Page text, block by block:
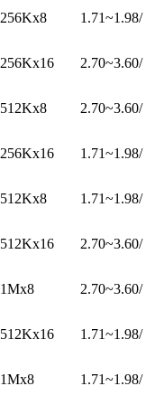
256Kx8 1.71~1.98/
256Kx16 2.70~3.60/
512Kx8 2.70~3.60/
256Kx16 1.71~1.98/
512Kx8 1.71~1.98/
512Kx16 2.70~3.60/
1Mx8 2.70~3.60/
512Kx16 1.71~1.98/
1Mx8 1.71~1.98/